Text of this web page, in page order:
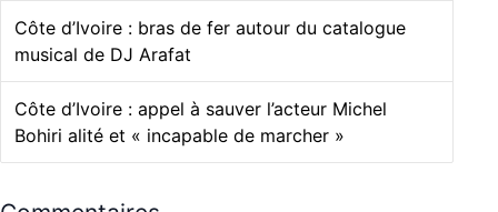
Côte d’Ivoire : bras de fer autour du catalogue
musical de DJ Arafat
Côte d’Ivoire : appel à sauver l’acteur Michel
Bohiri alité et « incapable de marcher »